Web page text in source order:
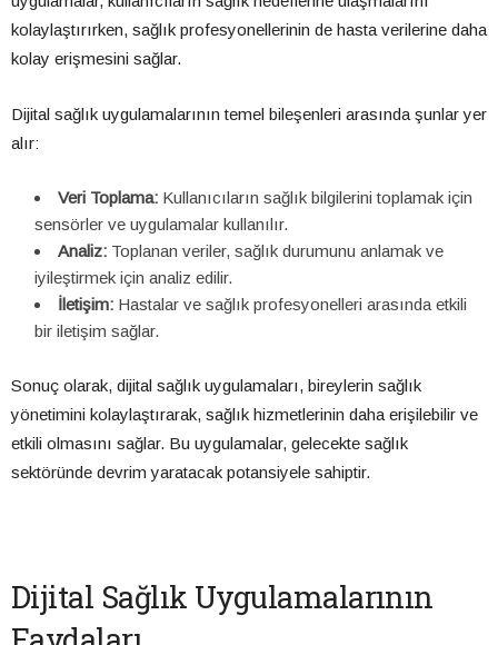
kolaylaştırırken, sağlık profesyonellerinin de hasta verilerine daha
kolay erişmesini sağlar.
Dijital sağlık uygulamalarının temel bileşenleri arasında şunlar yer
alır:
Veri Toplama: Kullanıcıların sağlık bilgilerini toplamak için
sensörler ve uygulamalar kullanılır.
Analiz: Toplanan veriler, sağlık durumunu anlamak ve
iyileştirmek için analiz edilir.
İletişim: Hastalar ve sağlık profesyonelleri arasında etkili
bir iletişim sağlar.
Sonuç olarak, dijital sağlık uygulamaları, bireylerin sağlık
yönetimini kolaylaştırarak, sağlık hizmetlerinin daha erişilebilir ve
etkili olmasını sağlar. Bu uygulamalar, gelecekte sağlık
sektöründe devrim yaratacak potansiyele sahiptir.
Dijital Sağlık Uygulamalarının